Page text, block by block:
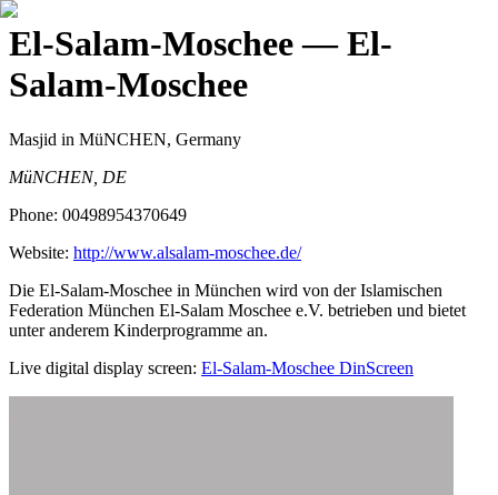
El-Salam-Moschee— El-
Salam-Moschee
Masjid in MüNCHEN, Germany
MüNCHEN, DE
Phone: 00498954370649
Website: http://www.alsalam-moschee.de/
Die El-Salam-Moschee in München wird von der Islamischen
Federation München El-Salam Moschee e.V. betrieben und bietet
unter anderem Kinderprogramme an.
Live digital display screen: El-Salam-Moschee DinScreen